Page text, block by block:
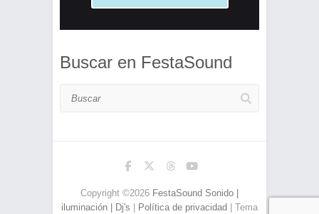
Buscar en FestaSound
Copyright ©2026 FestaSound Sonido |
iluminación | Dj's
Política de privacidad | Tema